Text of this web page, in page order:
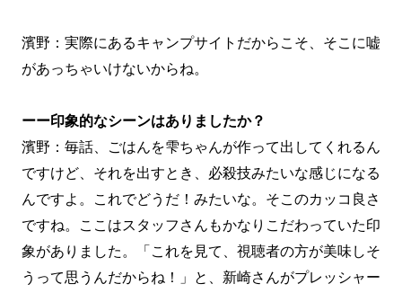
濱野：実際にあるキャンプサイトだからこそ、そこに嘘
があっちゃいけないからね。
ーー印象的なシーンはありましたか？
濱野：毎話、ごはんを雫ちゃんが作って出してくれるん
ですけど、それを出すとき、必殺技みたいな感じになる
んですよ。これでどうだ！みたいな。そこのカッコ良さ
ですね。ここはスタッフさんもかなりこだわっていた印
象がありました。「これを見て、視聴者の方が美味しそ
うって思うんだからね！」と、新崎さんがプレッシャー